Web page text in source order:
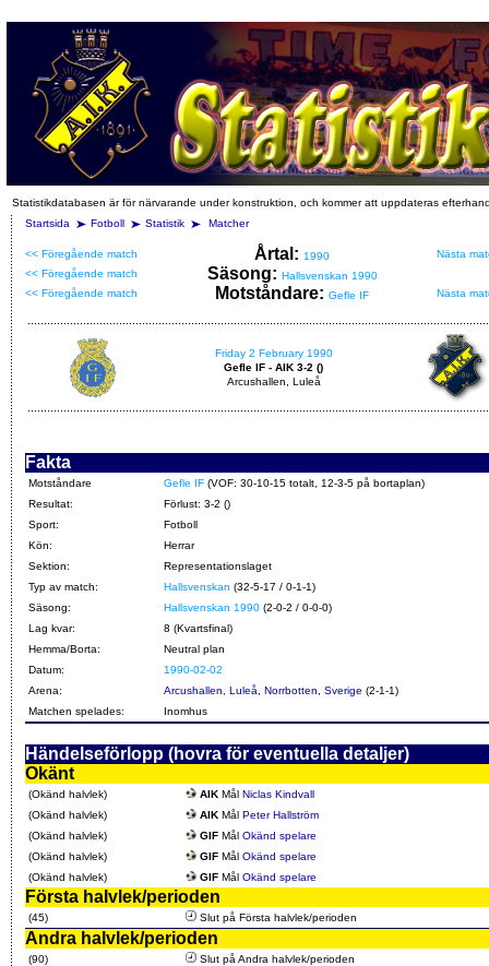
Statistikdatabasen är för närvarande under konstruktion, och kommer att uppdateras
Startsida
Fotboll Statistik Matcher
<< Föregående match Årtal: 1990
Nästa
<< Föregående match
Säsong: Hallsvenskan 1990
<< Föregående match
Motståndare: Gefle IF Nästa
Friday 2 February 1990
Gefle IF - AIK 3-2 ()
Arcushallen, Luleå
Fakta
Motståndare Gefle IF (VOF: 30-10-15 totalt, 12-3-5 på bortaplan)
Resultat:
Förlust: 3-2 ()
Sport:
Fotboll
Kön:
Herrar
Sektion:
Representationslaget
Typ av match:
Hallsvenskan (32-5-17 / 0-1-1)
Säsong:
Hallsvenskan 1990 (2-0-2 / 0-0-0)
Lag kvar:
8 (Kvartsfinal)
Hemma/Borta:
Neutral plan
Datum:
1990-02-02
Arena:
Arcushallen, Luleå, Norrbotten, Sverige (2-1-1)
Matchen spelades:
Inomhus
Händelseförlopp (hovra för eventuella detaljer)
Okänt
(Okänd halvlek) AIK Mål Niclas Kindvall
(Okänd halvlek)
AIK Mål Peter Hallström
(Okänd halvlek)
GIF Mål Okänd spelare
(Okänd halvlek)
GIF Mål Okänd spelare
(Okänd halvlek)
GIF Mål Okänd spelare
Första halvlek/perioden
(45) Slut på Första halvlek/perioden
Andra halvlek/perioden
(90) Slut på Andra halvlek/perioden